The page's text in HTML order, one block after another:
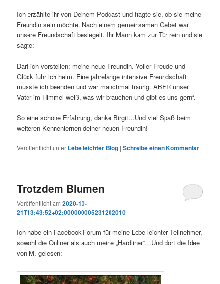
Ich erzählte ihr von Deinem Podcast und fragte sie, ob sie meine
Freundin sein möchte. Nach einem gemeinsamen Gebet war
unsere Freundschaft besiegelt. Ihr Mann kam zur Tür rein und sie
sagte:
Darf ich vorstellen: meine neue Freundin. Voller Freude und
Glück fuhr ich heim. Eine jahrelange intensive Freundschaft
musste ich beenden und war manchmal traurig. ABER unser
Vater im Himmel weiß, was wir brauchen und gibt es uns gern“.
So eine schöne Erfahrung, danke Birgit…Und viel Spaß beim
weiteren Kennenlernen deiner neuen Freundin!
Veröffentlicht unter Lebe leichter Blog |Schreibe einen Kommentar
Trotzdem Blumen
Veröffentlicht am2020-10-
21T13:43:52+02:000000005231202010
Ich habe ein Facebook-Forum für meine Lebe leichter Teilnehmer,
sowohl die Onliner als auch meine „Hardliner“…Und dort die Idee
von M. gelesen: